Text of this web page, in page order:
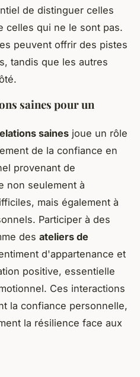
de distinguer celles
celles qui ne le sont pas.
peuvent offrir des pistes
tandis que les autres
saines pour un
saines joue un rôle
de la confiance en
provenant de
non seulement à
mais également à
Participer à des
des ateliers de
d'appartenance et
positive, essentielle
Ces interactions
la confiance personnelle,
la résilience face aux